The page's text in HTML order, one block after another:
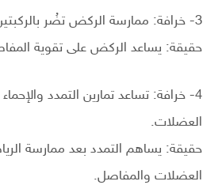
3- خرافة: ممارسة الركض تضُر بالركبتين.
حقيقة: يساعد الركض على تقوية
4- خرافة: تساعد تمارين التمدد
العضلات.
حقيقة: يساهم التمدد بعد ممارسة
العضلات والمفاصل.